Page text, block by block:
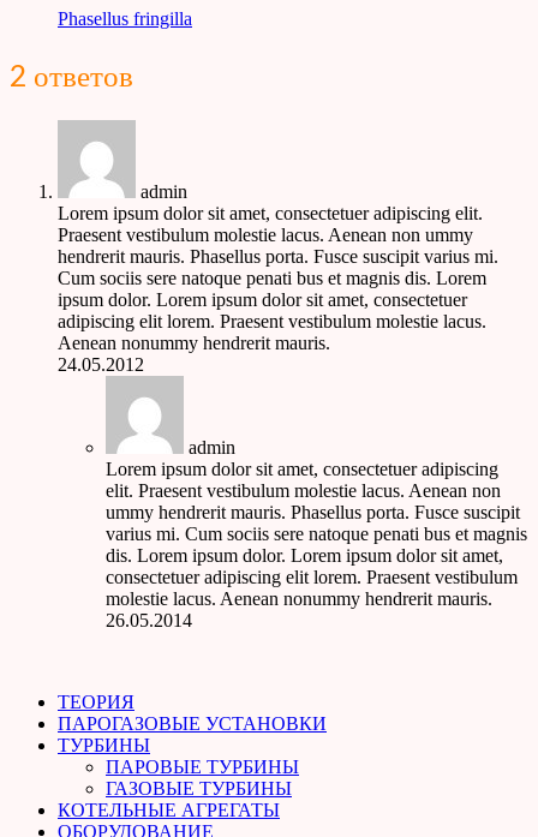
Phasellus fringilla
2 ответов
admin
Lorem ipsum dolor sit amet, consectetuer adipiscing elit.
Praesent vestibulum molestie lacus. Aenean non ummy
hendrerit mauris. Phasellus porta. Fusce suscipit varius mi.
Cum sociis sere natoque penati bus et magnis dis. Lorem
ipsum dolor. Lorem ipsum dolor sit amet, consectetuer
adipiscing elit lorem. Praesent vestibulum molestie lacus.
Aenean nonummy hendrerit mauris.
24.05.2012
admin
Lorem ipsum dolor sit amet, consectetuer adipiscing
elit. Praesent vestibulum molestie lacus. Aenean non
ummy hendrerit mauris. Phasellus porta. Fusce suscipit
varius mi. Cum sociis sere natoque penati bus et magnis
dis. Lorem ipsum dolor. Lorem ipsum dolor sit amet,
consectetuer adipiscing elit lorem. Praesent vestibulum
molestie lacus. Aenean nonummy hendrerit mauris.
26.05.2014
ТЕОРИЯ
ПАРОГАЗОВЫЕ УСТАНОВКИ
ТУРБИНЫ
ПАРОВЫЕ ТУРБИНЫ
ГАЗОВЫЕ ТУРБИНЫ
КОТЕЛЬНЫЕ АГРЕГАТЫ
ОБОРУДОВАНИЕ